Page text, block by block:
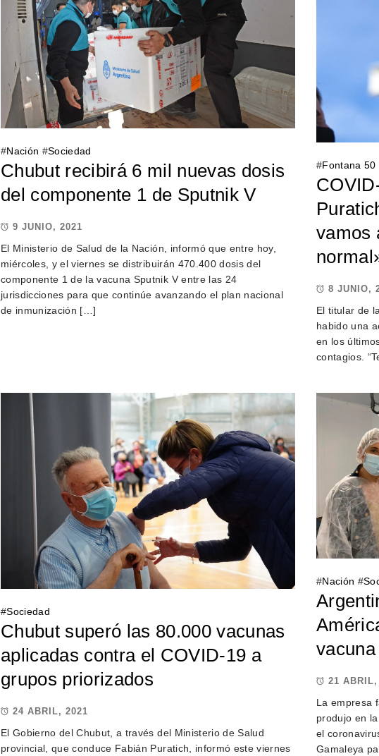
#Nación #Sociedad
Chubut recibirá 6 mil nuevas dosis
del componente 1 de Sputnik V
9 JUNIO, 2021
El Ministerio de Salud de la Nación, informó que entre hoy,
miércoles, y el viernes se distribuirán 470.400 dosis del
componente 1 de la vacuna Sputnik V entre las 24
jurisdicciones para que continúe avanzando el plan nacional
de inmunización […]
#Fontana 50
vamos
8 JUNIO,
El titular de
habido una
en los
contagios.
#Sociedad
Chubut superó las 80.000 vacunas
aplicadas contra el COVID-19 a
grupos priorizados
24 ABRIL, 2021
El Gobierno del Chubut, a través del Ministerio de Salud
provincial, que conduce Fabián Puratich, informó este viernes
#Nación #
21 ABRIL,
La empresa
produjo en
el
Gamaleya